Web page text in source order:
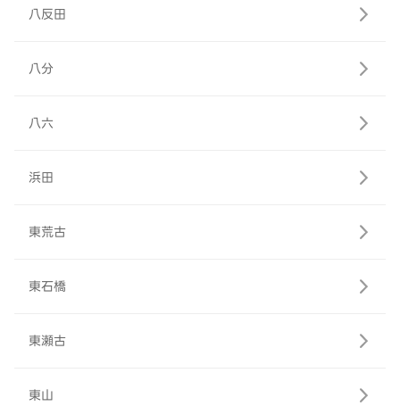
八反田
八分
八六
浜田
東荒古
東石橋
東瀬古
東山